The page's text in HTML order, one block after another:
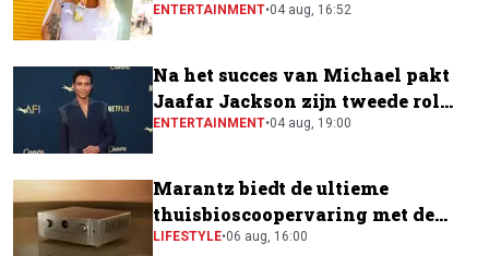
festivalfavoriet is
ENTERTAINMENT•04 aug, 16:52
Na het succes van Michael pakt
Jaafar Jackson zijn tweede rol
naast Will Smith
ENTERTAINMENT•04 aug, 19:00
Marantz biedt de ultieme
thuisbioscoopervaring met de
CINEMA Series 2
LIFESTYLE•06 aug, 16:00